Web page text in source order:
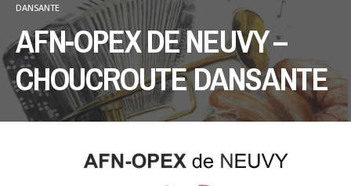
DANSANTE
AFN-OPEX DE NEUVY –
CHOUCROUTE DANSANTE